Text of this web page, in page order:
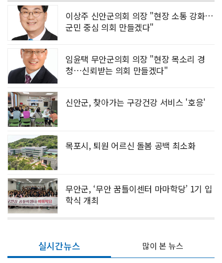
이상주 신안군의회 의장 "현장 소통 강화…
군민 중심 의회 만들겠다"
임윤택 무안군의회 의장 "현장 목소리 경
청…신뢰받는 의회 만들겠다"
신안군, 찾아가는 구강건강 서비스 '호응'
목포시, 퇴원 어르신 돌봄 공백 최소화
무안군, ‘무안 꿈틀이센터 마마학당’ 1기 입
학식 개최
실시간뉴스 많이 본 뉴스